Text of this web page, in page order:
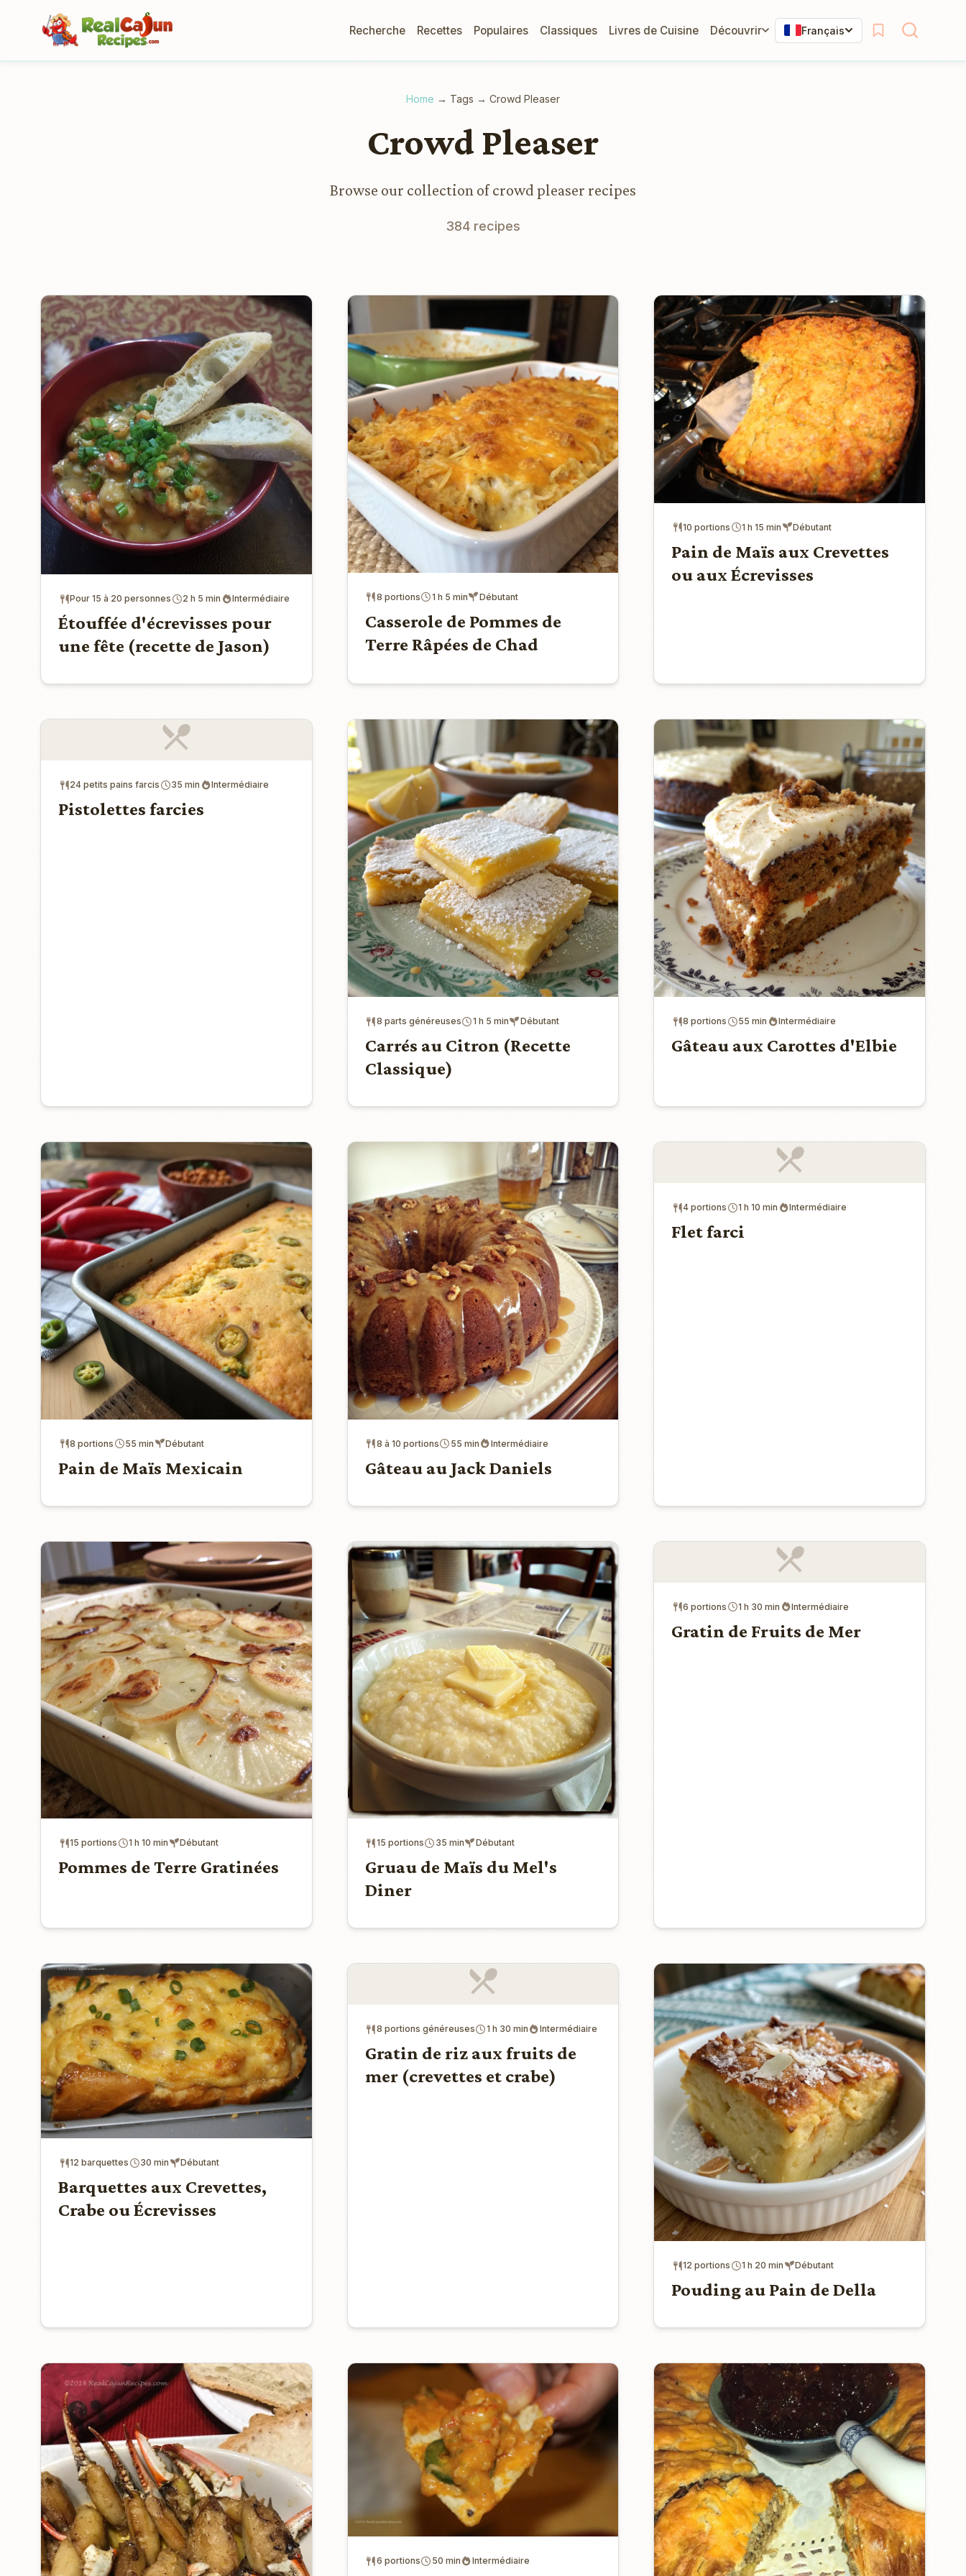
Recherche Recettes Populaires Classiques Livres de Cuisine Découvrir Français
Home → Tags → Crowd Pleaser
Crowd Pleaser
Browse our collection of crowd pleaser recipes
384 recipes
Pour 15 à 20 personnes 2 h 5 min Intermédiaire
Étouffée d'écrevisses pour
une fête (recette de Jason)
8 portions 1 h 5 min Débutant
Casserole de Pommes de
Terre Râpées de Chad
10 portions 1 h 15 min Débutant
Pain de Maïs aux Crevettes
ou aux Écrevisses
24 petits pains farcis 35 min Intermédiaire
Pistolettes farcies
8 parts généreuses 1 h 5 min Débutant
Carrés au Citron (Recette
Classique)
8 portions 55 min Intermédiaire
Gâteau aux Carottes d'Elbie
8 portions 55 min Débutant
Pain de Maïs Mexicain
8 à 10 portions 55 min Intermédiaire
Gâteau au Jack Daniels
4 portions 1 h 10 min Intermédiaire
Flet farci
15 portions 1 h 10 min Débutant
Pommes de Terre Gratinées
15 portions 35 min Débutant
Gruau de Maïs du Mel's
Diner
6 portions 1 h 30 min Intermédiaire
Gratin de Fruits de Mer
12 barquettes 30 min Débutant
Barquettes aux Crevettes,
Crabe ou Écrevisses
8 portions généreuses 1 h 30 min Intermédiaire
Gratin de riz aux fruits de
mer (crevettes et crabe)
12 portions 1 h 20 min Débutant
Pouding au Pain de Della
6 portions 50 min Intermédiaire